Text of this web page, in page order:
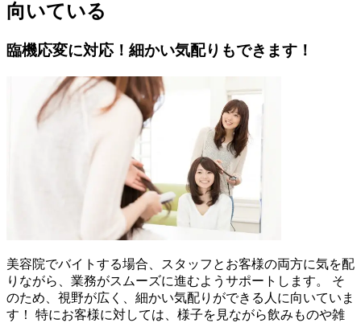
向いている
臨機応変に対応！細かい気配りもできます！
美容院でバイトする場合、スタッフとお客様の両方に気を配
りながら、業務がスムーズに進むようサポートします。 そ
のため、視野が広く、細かい気配りができる人に向いていま
す！ 特にお客様に対しては、様子を見ながら飲みものや雑